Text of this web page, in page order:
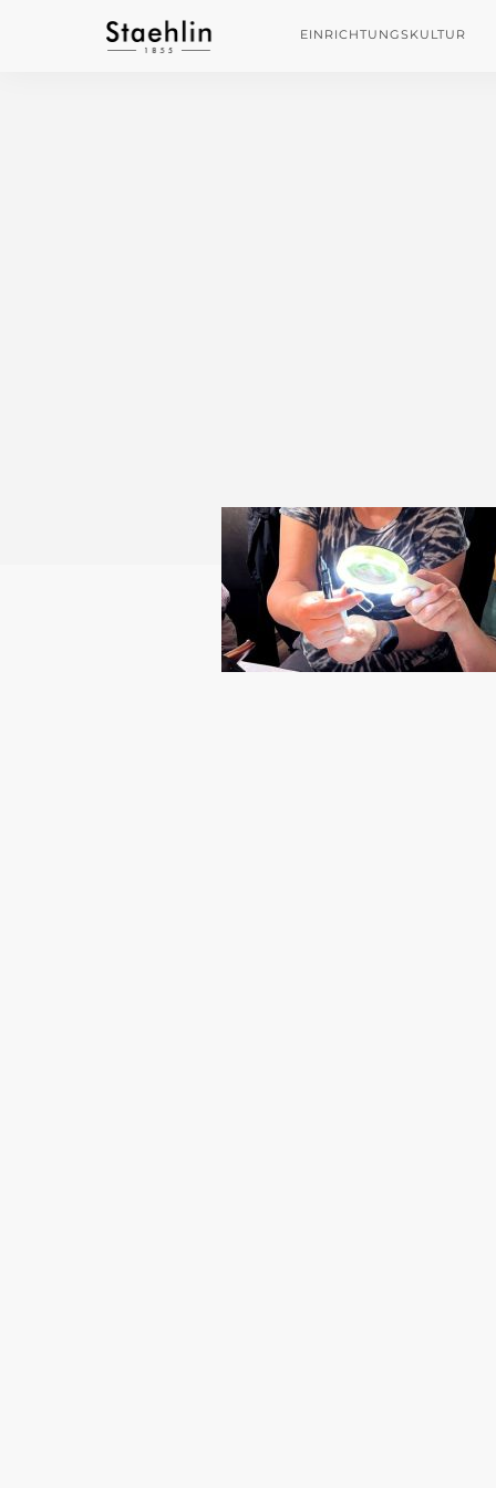
EINRICHTUNGSKULTUR